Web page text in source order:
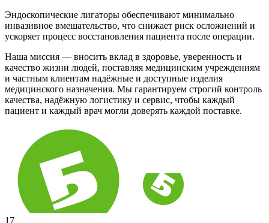
Эндоскопические лигаторы обеспечивают минимально
инвазивное вмешательство, что снижает риск осложнений и
ускоряет процесс восстановления пациента после операции.
Наша миссия — вносить вклад в здоровье, уверенность и
качество жизни людей, поставляя медицинским учреждениям
и частным клиентам надёжные и доступные изделия
медицинского назначения. Мы гарантируем строгий контроль
качества, надёжную логистику и сервис, чтобы каждый
пациент и каждый врач могли доверять каждой поставке.
17